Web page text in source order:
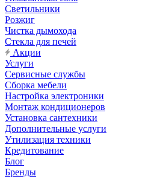
Светильники
Розжиг
Чистка дымохода
Стекла для печей
Акции
Услуги
Сервисные службы
Сборка мебели
Настройка электроники
Монтаж кондиционеров
Установка сантехники
Дополнительные услуги
Утилизация техники
Кредитование
Блог
Бренды